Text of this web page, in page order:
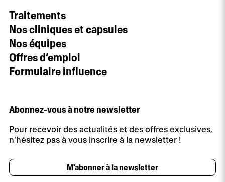
Traitements
Nos cliniques et capsules
Nos équipes
Offres d’emploi
Formulaire influence
Abonnez-vous à notre newsletter
Pour recevoir des actualités et des offres exclusives,
n'hésitez pas à vous inscrire à la newsletter !
M'abonner à la newsletter